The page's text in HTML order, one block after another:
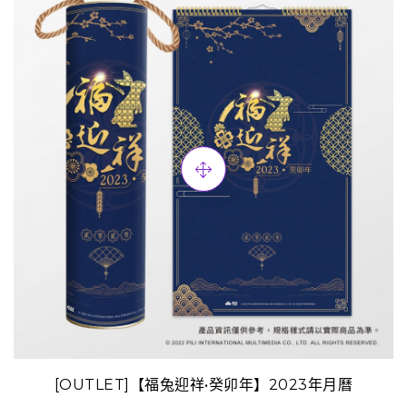
[OUTLET]【福兔迎祥•癸卯年】2023年月曆